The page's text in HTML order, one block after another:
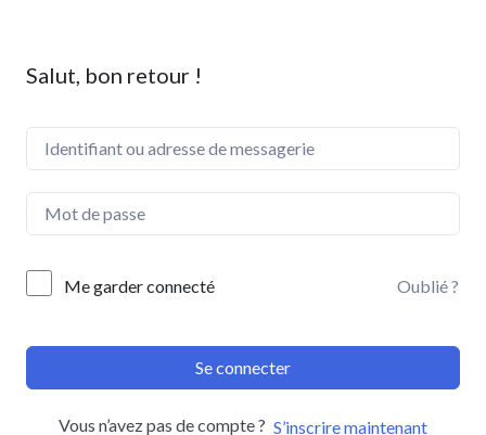
Salut, bon retour !
Me garder connecté Oublié ?
Se connecter
Vous n’avez pas de compte ? S’inscrire maintenant